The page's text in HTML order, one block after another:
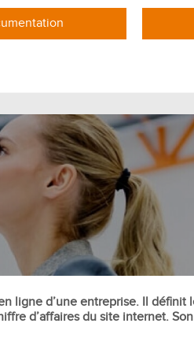
ligne d’une entreprise. Il définit
d’affaires du site internet.
DOMAINES
Formations
Formations
Formations
Formations Achat